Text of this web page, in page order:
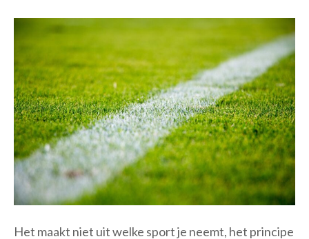
Het maakt niet uit welke sport je neemt, het principe